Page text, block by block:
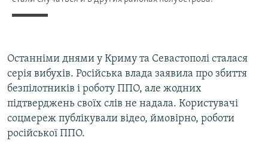
Останніми днями у Криму та Севастополі сталася
серія вибухів. Російська влада заявила про збиття
безпілотників і роботу ППО, але жодних
підтверджень своїх слів не надала. Користувачі
соцмереж публікували відео, ймовірно, роботи
російської ППО.